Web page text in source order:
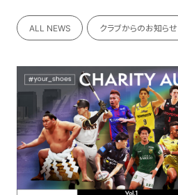
NEWS
TEAM
SCHEDULE
TICKET
ALL NEWS クラブからのお知らせ